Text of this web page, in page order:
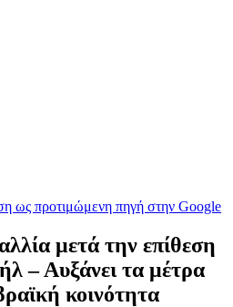
ως προτιμώμενη πηγή στην Google
μετά την επίθεση
– Αυξάνει τα μέτρα
κοινότητα